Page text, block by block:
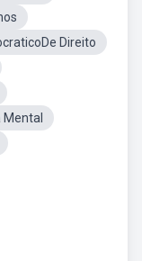
Direito